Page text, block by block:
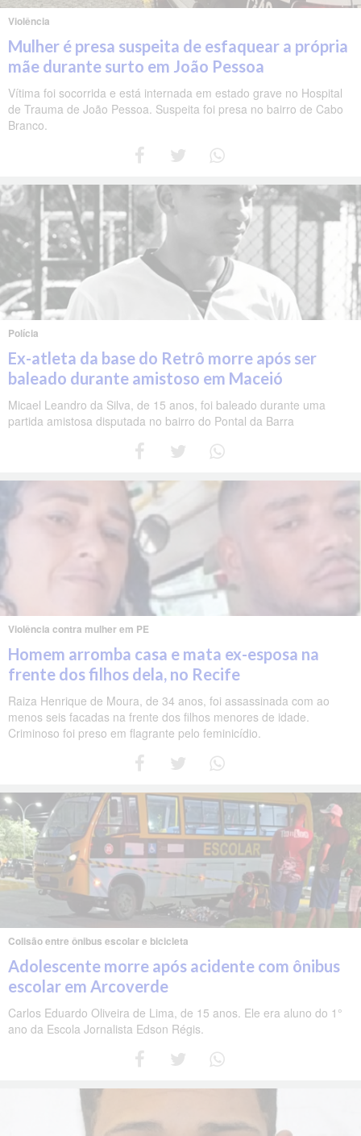
Violência
Mulher é presa suspeita de esfaquear a própria
mãe durante surto em João Pessoa
Vítima foi socorrida e está internada em estado grave no Hospital
de Trauma de João Pessoa. Suspeita foi presa no bairro de Cabo
Branco.
Polícia
Ex-atleta da base do Retrô morre após ser
baleado durante amistoso em Maceió
Micael Leandro da Silva, de 15 anos, foi baleado durante uma
partida amistosa disputada no bairro do Pontal da Barra
Violência contra mulher em PE
Homem arromba casa e mata ex-esposa na
frente dos filhos dela, no Recife
Raiza Henrique de Moura, de 34 anos, foi assassinada com ao
menos seis facadas na frente dos filhos menores de idade.
Criminoso foi preso em flagrante pelo feminicídio.
Colisão entre ônibus escolar e bicicleta
Adolescente morre após acidente com ônibus
escolar em Arcoverde
Carlos Eduardo Oliveira de Lima, de 15 anos. Ele era aluno do 1°
ano da Escola Jornalista Edson Régis.